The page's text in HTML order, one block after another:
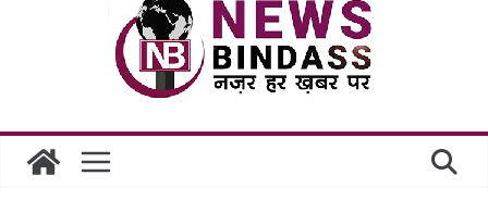
साइबर ठगी पर दुर्ग पुलिस का बड़ा एक्शन: 13 म्यूल बैंक खाताधारक
गिरफ्तार